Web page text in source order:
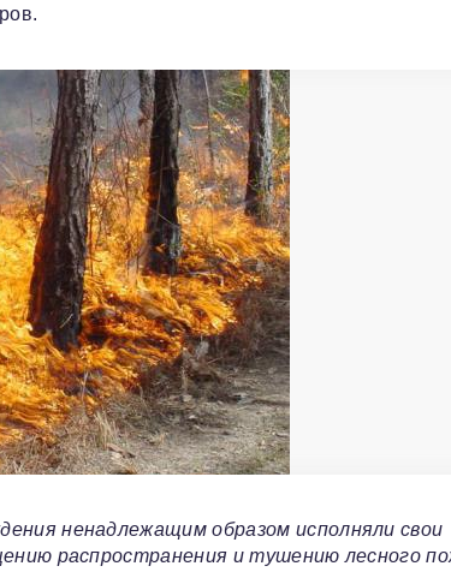
ненадлежащим образом исполняли свои
распространения и тушению лесного